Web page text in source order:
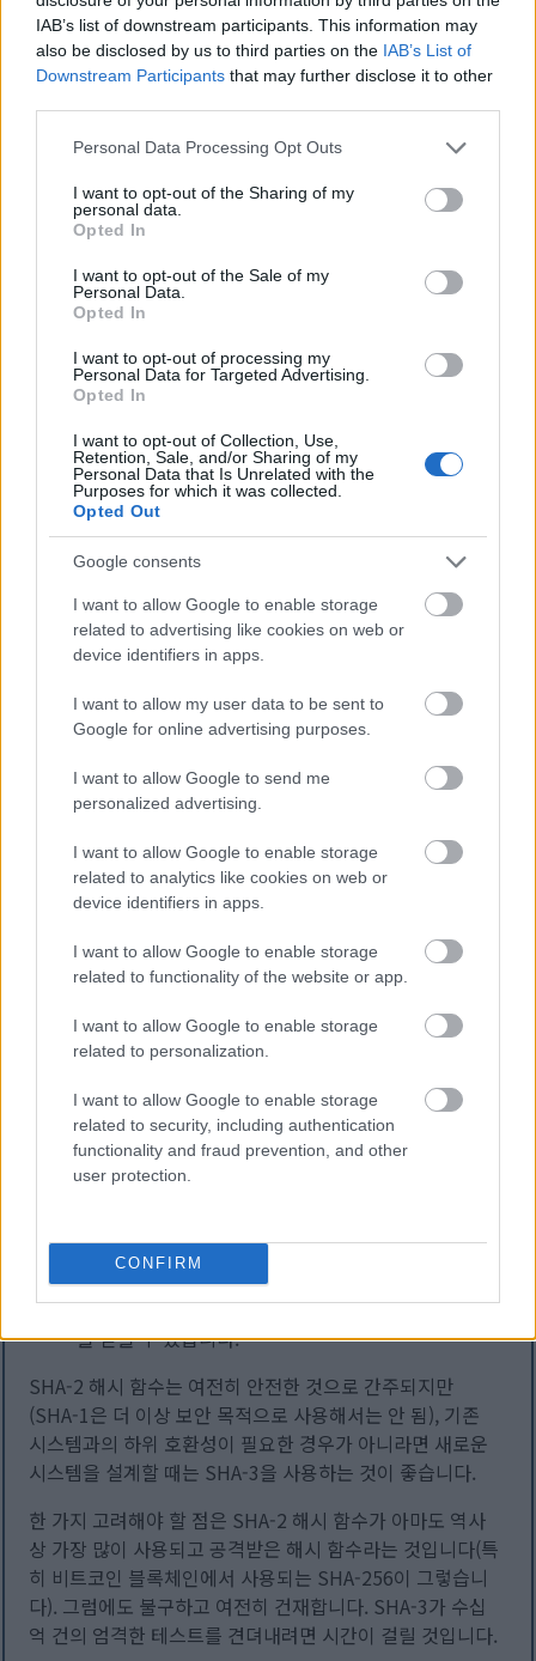
IAB’s list of downstream participants. This information may
also be disclosed by us to third parties on the IAB’s List of
Downstream Participants that may further disclose it to other
Please note that this website/app uses one or more Google
not limited to your visit or usage behaviour. You may click to
grant or deny consent to Google and its third-party tags to
use your data for below specified purposes in below Google
consent section.
Personal Data Processing Opt Outs
I want to opt-out of the Sharing of my
personal data.
Opted In
I want to opt-out of the Sale of my
Personal Data.
Opted In
I want to opt-out of processing my
Personal Data for Targeted Advertising.
Opted In
I want to opt-out of Collection, Use,
Retention, Sale, and/or Sharing of my
Personal Data that Is Unrelated with the
Purposes for which it was collected.
Opted Out
Google consents
I want to allow Google to enable storage
related to advertising like cookies on web or
device identifiers in apps.
I want to allow my user data to be sent to
Google for online advertising purposes.
I want to allow Google to send me
personalized advertising.
I want to allow Google to enable storage
related to analytics like cookies on web or
device identifiers in apps.
I want to allow Google to enable storage
related to functionality of the website or app.
I want to allow Google to enable storage
related to personalization.
I want to allow Google to enable storage
related to security, including authentication
functionality and fraud prevention, and other
user protection.
CONFIRM
선행 및 후행 공백을 제거하시겠습니까?
제출된 텍스트는 UTF-8로 인코딩됩니다. 해시 함수는 이진 데이터
에서 작동하므로 텍스트가 다른 인코딩으로 되어 있을 때와 결과가
우 대신 파일을 업로드해야 합니다.
SHA3-384 해시 알고리즘에 대하여
저는 수학자도 아니고 암호학자도 아니니, 수학에 문외한인
여러분도 이해할 수 있도록 해시 함수를 설명해 보겠습니다.
만약 과학적으로 정확하고 심도 있는 수학적 설명을 원하신
다면, 인터넷의 여러 웹사이트에서 찾아보실 수 있습니다 ;-)
어쨌든, 믹서기와 비슷하다고 볼 수 있었던 이전 SHA 제품
군(SHA-1 및 SHA-2)과는 달리, SHA-3는 스펀지처럼 작용
합니다.
이러한 방식으로 해시값을 계산하는 절차는 크게 세 단계로
나눌 수 있습니다.
1단계 - 흡수 단계
물(데이터)을 스펀지에 붓는다고 상상해 보세요. 스펀
지는 물을 조금씩 흡수합니다.
SHA-3에서는 입력 데이터가 작은 덩어리로 나뉘어 내
부의 "스펀지"(대규모 비트 배열)에 저장됩니다.
2단계 - 혼합(순열)
고 비틀어 모든 데이터를 복잡한 패턴으로 섞습니다.
이를 통해 입력값에 아주 작은 변화가 생기더라도 완
전히 다른 해시값이 생성되도록 합니다.
마지막으로 스펀지를 꽉 쥐어 출력물(해시)을 배출합
니다. 더 긴 해시가 필요하면 계속 쥐어 더 많은 출력물
을 얻을 수 있습니다.
SHA-2 해시 함수는 여전히 안전한 것으로 간주되지만
(SHA-1은 더 이상 보안 목적으로 사용해서는 안 됨), 기존
시스템과의 하위 호환성이 필요한 경우가 아니라면 새로운
시스템을 설계할 때는 SHA-3을 사용하는 것이 좋습니다.
한 가지 고려해야 할 점은 SHA-2 해시 함수가 아마도 역사
상 가장 많이 사용되고 공격받은 해시 함수라는 것입니다(특
히 비트코인 블록체인에서 사용되는 SHA-256이 그렇습니
다). 그럼에도 불구하고 여전히 건재합니다. SHA-3가 수십
억 건의 엄격한 테스트를 견뎌내려면 시간이 걸릴 것입니다.